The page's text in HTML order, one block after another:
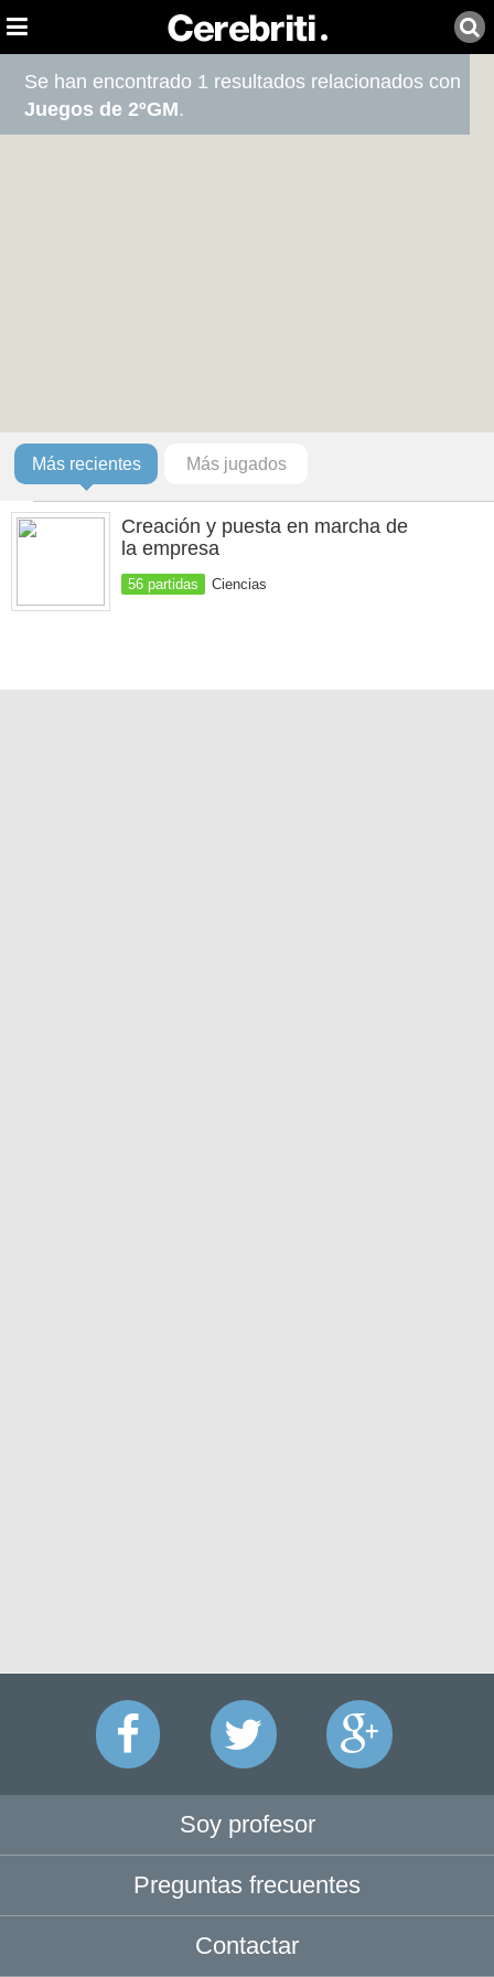
Se han encontrado 1 resultados relacionados con
Juegos de 2ºGM.
Más recientes Más jugados
Creación y puesta en marcha de
la empresa
56 partidas Ciencias
Soy profesor
Preguntas frecuentes
Contactar